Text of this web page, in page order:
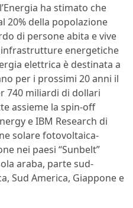
ha stimato che
20% della popolazione
di persone abita e vive
energetiche
elettrica è destinata a
per i prossimi 20 anni il
740 miliardi di dollari
assieme la spin-off
e IBM Research di
solare fotovoltaica-
nei paesi “Sunbelt”
araba, parte sud-
Sud America, Giappone e